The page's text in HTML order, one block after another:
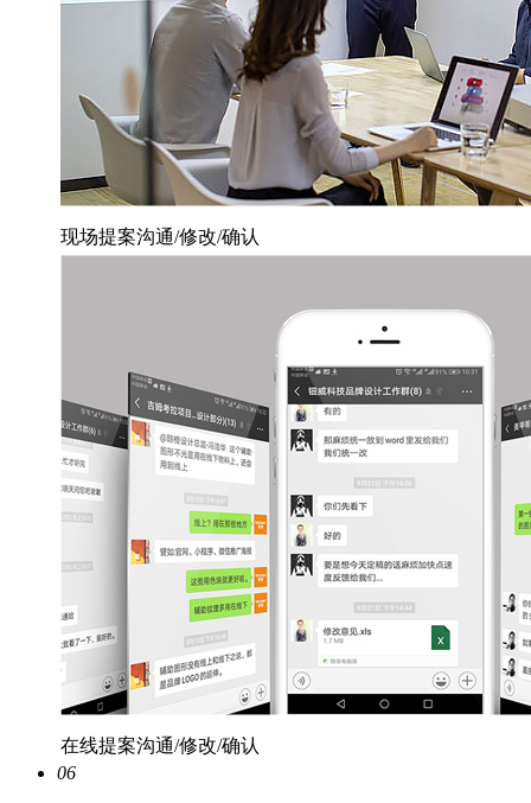
现场提案沟通/修改/确认
在线提案沟通/修改/确认
06